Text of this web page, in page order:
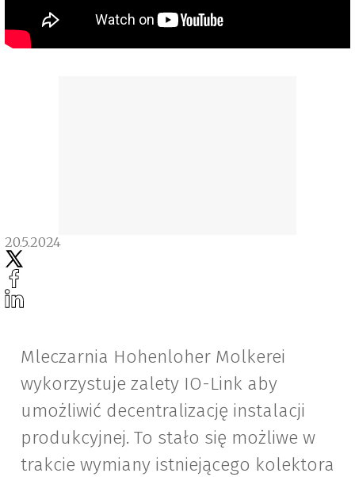
20.5.2024
Mleczarnia Hohenloher Molkerei
wykorzystuje zalety IO-Link aby
umożliwić decentralizację instalacji
produkcyjnej. To stało się możliwe w
trakcie wymiany istniejącego kolektora